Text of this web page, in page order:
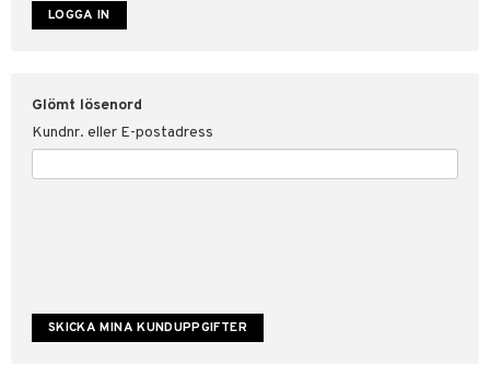
Glömt lösenord
Kundnr. eller E-postadress
för Shopping4net